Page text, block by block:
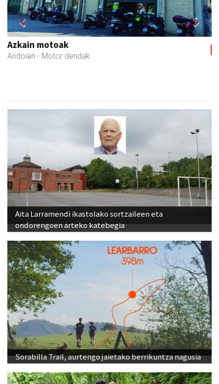
Txindoki taberna
Andoain -
Previous Next
Aita Larramendi ikastolako sortzaileen eta
ondorengoen arteko katebegia
Sorabilla Trail, aurtengo jaietako berrikuntza nagusia